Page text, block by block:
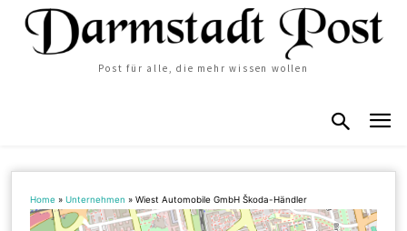
Post für alle, die mehr wissen wollen
Home »Unternehmen »Wiest Automobile GmbH Škoda-Händler